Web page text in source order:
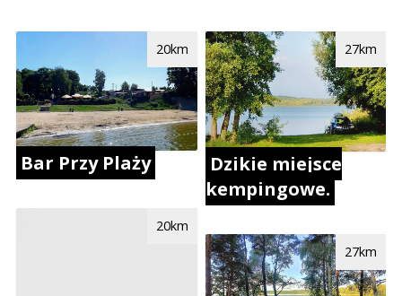
Bar Przy Plaży
20km
20km
Dzikie miejsce
kempingowe.
27km
27km